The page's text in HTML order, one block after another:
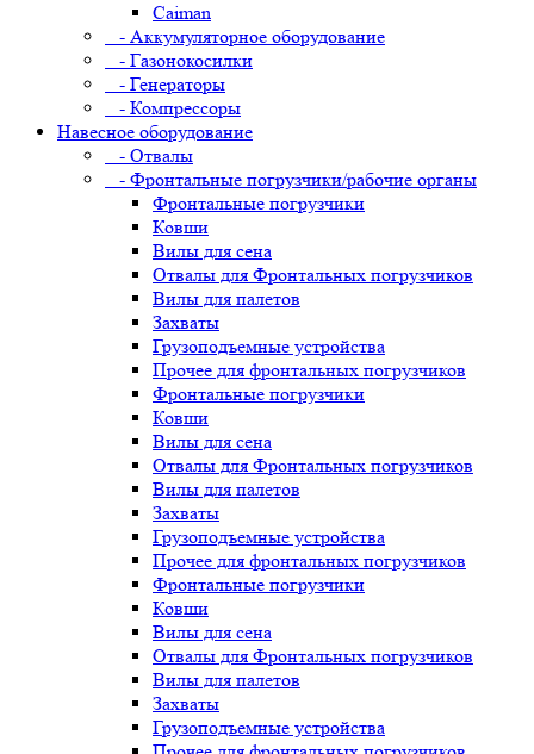
Caiman
- Аккумуляторное оборудование
- Газонокосилки
- Генераторы
- Компрессоры
Навесное оборудование
- Отвалы
- Фронтальные погрузчики/рабочие органы
Фронтальные погрузчики
Ковши
Вилы для сена
Отвалы для Фронтальных погрузчиков
Вилы для палетов
Захваты
Грузоподъемные устройства
Прочее для фронтальных погрузчиков
Фронтальные погрузчики
Ковши
Вилы для сена
Отвалы для Фронтальных погрузчиков
Вилы для палетов
Захваты
Грузоподъемные устройства
Прочее для фронтальных погрузчиков
Фронтальные погрузчики
Ковши
Вилы для сена
Отвалы для Фронтальных погрузчиков
Вилы для палетов
Захваты
Грузоподъемные устройства